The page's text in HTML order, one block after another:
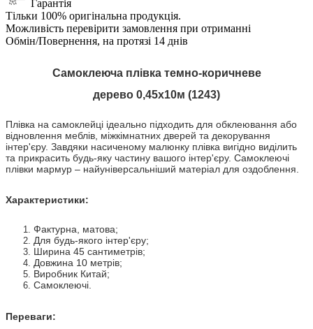
Гарантія
Тільки 100% оригінальна продукція.
Можливість перевірити замовлення при отриманні
Обмін/Повернення, на протязі 14 днів
Самоклеюча плівка темно-коричневе
дерево 0,45х10м (1243)
Плівка на самоклейці ідеально підходить для обклеювання або
відновлення меблів, міжкімнатних дверей та декорування
інтер'єру. Завдяки насиченому малюнку плівка вигідно виділить
та прикрасить будь-яку частину вашого інтер'єру. Самоклеючі
плівки мармур – найуніверсальніший матеріал для оздоблення.
Характеристики:
Фактурна, матова;
Для будь-якого інтер'єру;
Ширина 45 сантиметрів;
Довжина 10 метрів;
Виробник Китай;
Самоклеючі.
Переваги: